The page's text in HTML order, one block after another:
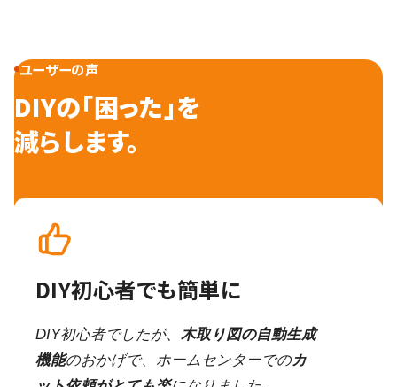
ユーザーの声
DIYの「困った」を
減らします。
DIY初心者でも簡単に
DIY初心者でしたが、 木取り図の自動生成
機能のおかげで、ホームセンターでのカ